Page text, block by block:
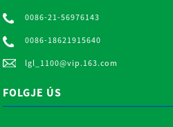
0086-21-56976143
0086-18621915640
lgl_1100@vip.163.com
FOLGJE ÚS